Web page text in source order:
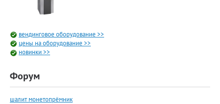
вендинговое оборудование >>
цены на оборудование >>
новинки >>
Форум
шалит монетопрёмник